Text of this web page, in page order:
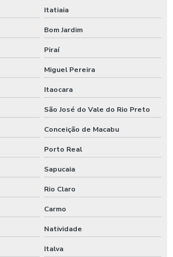
em posto de gasolina
com controle remoto
para lavar caminhões
para lavar ônibus
carros
carros preço
caminhão 3 produtos
carros
Itatiaia
Bom Jardim
Piraí
Miguel Pereira
Itaocara
São José do Vale do Rio Preto
Conceição de Macabu
Porto Real
Sapucaia
Rio Claro
Carmo
Natividade
Italva